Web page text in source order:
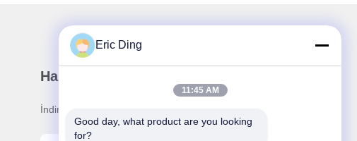
Haber Bültenimiz
İndirimler ve daha fazlası için bültenimize abone olun.
Eric Ding
11:45 AM
Good day, what product are you looking
for?